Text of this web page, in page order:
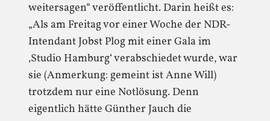
weitersagen“ veröffentlicht. Darin heißt es:
„Als am Freitag vor einer Woche der NDR-
Intendant Jobst Plog mit einer Gala im
‚Studio Hamburg‘ verabschiedet wurde, war
sie (Anmerkung: gemeint ist Anne Will)
trotzdem nur eine Notlösung. Denn
eigentlich hätte Günther Jauch die